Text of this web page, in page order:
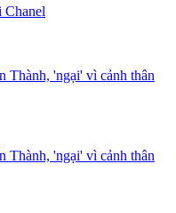
Chanel
Thành, 'ngại' vì cảnh thân
Thành, 'ngại' vì cảnh thân